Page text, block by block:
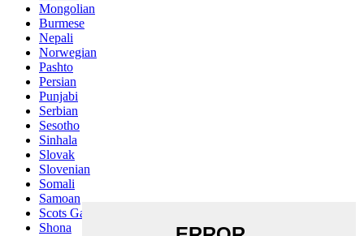
Mongolian
Burmese
Nepali
Norwegian
Pashto
Persian
Punjabi
Serbian
Sesotho
Sinhala
Slovak
Slovenian
Somali
Samoan
Scots Gaelic
Shona